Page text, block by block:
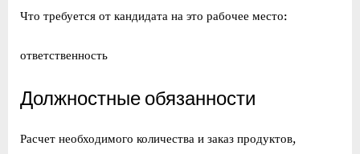
Что требуется от кандидата на это рабочее место:
ответственность
Должностные обязанности
Расчет необходимого количества и заказ продуктов,